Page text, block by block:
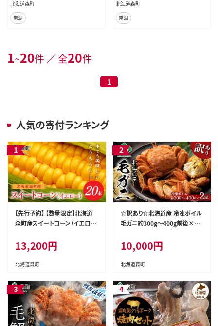
ご飯 ごはん 北海道 激レアさん mr1-
0223
北海道森町
常温
ご飯 ごはん 北海道 激レアさん mr1-
0222
北海道森町
常温
1~20件 ／ 全20件
1
人気の寄付ランキング
【先行予約】 【数量限定】北海道
森町産スイートコーン（イエロ
中旬頃に順次お届け） とうもろ
こし トウモロコシ とうきび トウ
キビ 野菜 やさい 北海道 たっぷ
森町 mr1-0146
13,200円
北海道森町
☆訳あり☆北海道産 冷凍ボイル
毛ガニ約300g～400g前後×2
かに カニ 蟹 ガニ がに 森町 ふ
るさと納税 北海道 毛蟹 毛かに
毛ガニ 毛カニ mr1-1463
10,000円
北海道森町